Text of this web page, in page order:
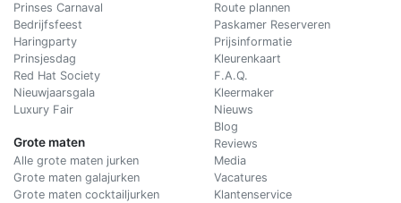
Prinses Carnaval
Bedrijfsfeest
Haringparty
Prinsjesdag
Red Hat Society
Nieuwjaarsgala
Luxury Fair
Grote maten
Alle grote maten jurken
Grote maten galajurken
Grote maten cocktailjurken
Route plannen
Paskamer Reserveren
Prijsinformatie
Kleurenkaart
F.A.Q.
Kleermaker
Nieuws
Blog
Reviews
Media
Vacatures
Klantenservice